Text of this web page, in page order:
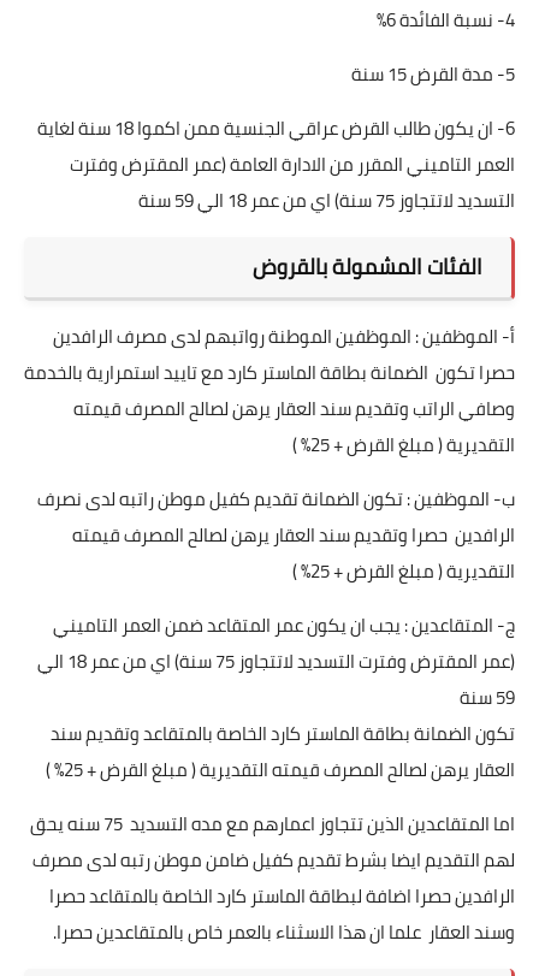
4- نسبة الفائدة 6%
5- مدة القرض 15 سنة
6- ان يكون طالب القرض عراقي الجنسية ممن اكموا 18 سنة لغاية
العمر التاميني المقرر من الادارة العامة (عمر المقترض وفترت
التسديد لاتتجاوز 75 سنة) اي من عمر 18 الي 59 سنة
الفئات المشمولة بالقروض
أ- الموظفين : الموظفين الموطنة رواتبهم لدى مصرف الرافدين
حصرا تكون الضمانة بطاقة الماستر كارد مع تاييد استمرارية بالخدمة
وصافي الراتب وتقديم سند العقار يرهن لصالح المصرف قيمته
التقديرية ( مبلغ القرض + 25% )
ب- الموظفين : تكون الضمانة تقديم كفيل موطن راتبه لدى نصرف
الرافدين حصرا وتقديم سند العقار يرهن لصالح المصرف قيمته
التقديرية ( مبلغ القرض + 25% )
ج- المتقاعدين : يجب ان يكون عمر المتقاعد ضمن العمر التاميني
(عمر المقترض وفترت التسديد لاتتجاوز 75 سنة) اي من عمر 18 الي
59 سنة
تكون الضمانة بطاقة الماستر كارد الخاصة بالمتقاعد وتقديم سند
العقار يرهن لصالح المصرف قيمته التقديرية ( مبلغ القرض + 25% )
اما المتقاعدين الذين تتجاوز اعمارهم مع مده التسديد 75 سنه يحق
لهم التقديم ايضا بشرط تقديم كفيل ضامن موطن رتبه لدى مصرف
الرافدين حصرا اضافة لبطاقة الماستر كارد الخاصة بالمتقاعد حصرا
وسند العقار علما ان هذا الاسثناء بالعمر خاص بالمتقاعدين حصرا.